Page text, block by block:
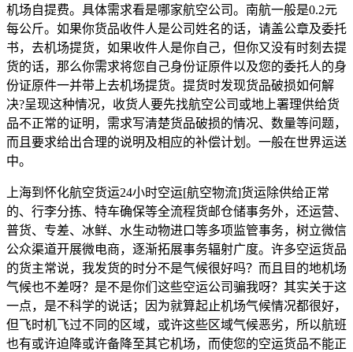
机场自提费。具体需求看是哪家航空公司。南航一般是0.2元
每公斤。如果你货品收件人是公司姓名的话，请盖公章及委托
书，去机场提货，如果收件人是你自己，但你又没有时刻去提
货的话，那么你需求将您自己身份证原件以及您的委托人的身
份证原件一并带上去机场提货。提货时发现货品破损如何解
决?呈现这种情况，收货人要先找航空公司或地上署理供给货
品不正常的证明，需求写清楚货品破损的情况、数量等问题，
而且要求给出合理的说明及相应的补偿计划。一般在世界运送
中。
上海到怀化航空货运24小时空运[航空物流]货运除供给正常
的、行李分拣、特车确保等全流程货邮仓储事务外，还运营、
普货、专差、冰鲜、水生动物进口等多项监管事务，树立微信
公众渠道开展微电商，逐渐拓展事务辐射广度。许多空运货品
的货主常说，我发货的时分不是气候很好吗？而且目的地机场
气候也不差呀？是不是你们这些空运公司骗我呀？其实关于这
一点，是不科学的说话；因为就算起止机场气候情况都很好，
但飞时机飞过不同的区域，或许这些区域气候恶劣，所以航班
也有或许迫降或许备降至其它机场，而使您的空运货品不能正